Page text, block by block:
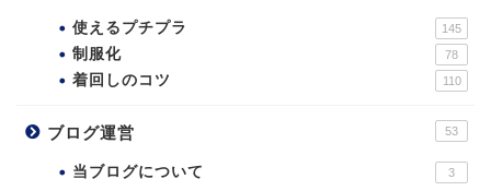
使えるプチプラ 145
制服化 78
着回しのコツ 110
ブログ運営 53
当ブログについて 3